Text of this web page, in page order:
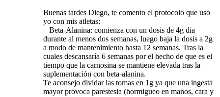
Buenas tardes Diego, te comento el protocolo que uso
yo con mis atletas:
– Beta-Alanina: comienza con un dosis de 4g dia
durante al menos dos semanas, luego baja la dosis a 2g
a modo de mantenimiento hasta 12 semanas. Tras la
cuales descansaría 6 semanas por el hecho de que es el
tiempo que la carnosina se mantiene elevada tras la
suplementación con beta-alanina.
Te aconsejo dividar las tomas en 1g ya que una ingesta
mayor provoca parestesia (hormigueo en manos, cara y